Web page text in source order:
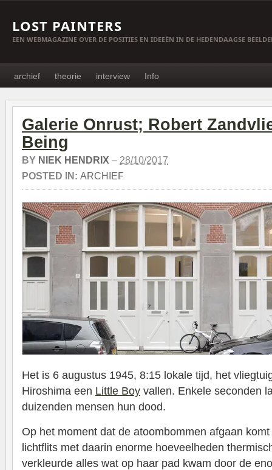
LOST PAINTERS
EEN WEBMAGAZINE OVER DE POSITIES EN IDEEËN IN DE HEDENDAAGSE
archief theorie interview Info
Galerie Onrust; Robert
Being
BY NIEK HENDRIX – 28/10/2017
POSTED IN: ARCHIEF
Het is 6 augustus 1945, 8:15 lokale tijd, het
Hiroshima een Little Boy vallen. Enkele seconden
duizenden mensen hun dood.
Op het moment dat de atoombommen afgaan
lichtflits met daarin enorme hoeveelheden
verkleurde alles wat op haar pad kwam door de